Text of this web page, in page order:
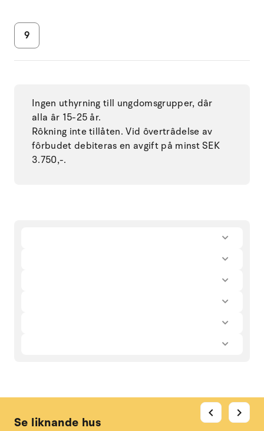
9
Ingen uthyrning till ungdomsgrupper, dâr
alla âr 15-25 år.
Rôkning inte tillåten. Vid ôvertrâdelse av
fôrbudet debiteras en avgift på minst SEK
3.750,-.
Se liknande hus
chevron_left chevron_right